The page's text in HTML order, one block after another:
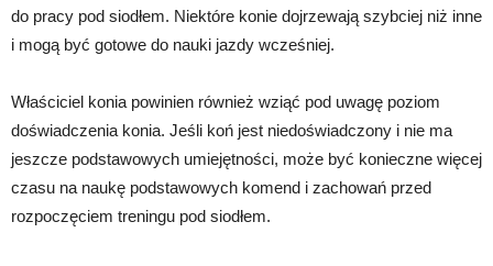
do pracy pod siodłem. Niektóre konie dojrzewają szybciej niż inne
i mogą być gotowe do nauki jazdy wcześniej.
Właściciel konia powinien również wziąć pod uwagę poziom
doświadczenia konia. Jeśli koń jest niedoświadczony i nie ma
jeszcze podstawowych umiejętności, może być konieczne więcej
czasu na naukę podstawowych komend i zachowań przed
rozpoczęciem treningu pod siodłem.